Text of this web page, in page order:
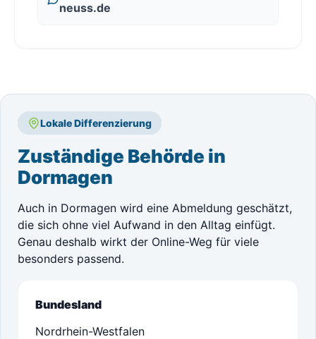
neuss.de
Lokale Differenzierung
Zuständige Behörde in
Dormagen
Auch in Dormagen wird eine Abmeldung geschätzt,
die sich ohne viel Aufwand in den Alltag einfügt.
Genau deshalb wirkt der Online-Weg für viele
besonders passend.
Bundesland
Nordrhein-Westfalen